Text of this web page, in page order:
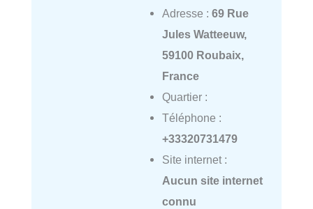
Adresse : 69 Rue
Jules Watteeuw,
59100 Roubaix,
France
Quartier :
Téléphone :
+33320731479
Site internet :
Aucun site internet
connu